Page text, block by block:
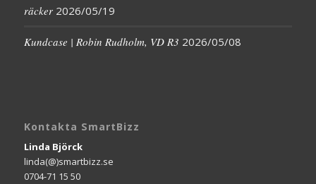
räcker 2026/05/19
Kundcase | Robin Rudholm, VD R3 2026/05/08
Kontakta SmartBizz
Linda Björck
linda(@)smartbizz.se
0704-71 15 50